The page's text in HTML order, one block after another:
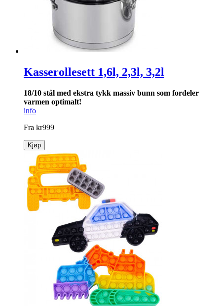
Kasserollesett 1,6l, 2,3l, 3,2l
18/10 stål med ekstra tykk massiv bunn som for­deler
varmen optimalt!
info
Fra kr999
Kjøp